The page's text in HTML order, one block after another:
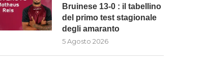
Bruinese 13-0 : il tabellino
del primo test stagionale
degli amaranto
5 Agosto 2026